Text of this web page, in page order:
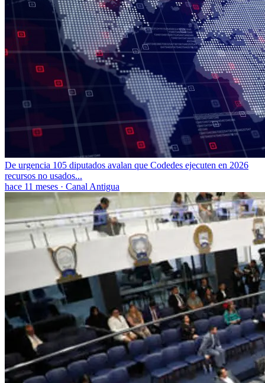
De urgencia 105 diputados avalan que Codedes ejecuten en 2026
recursos no usados...
hace 11 meses · Canal Antigua